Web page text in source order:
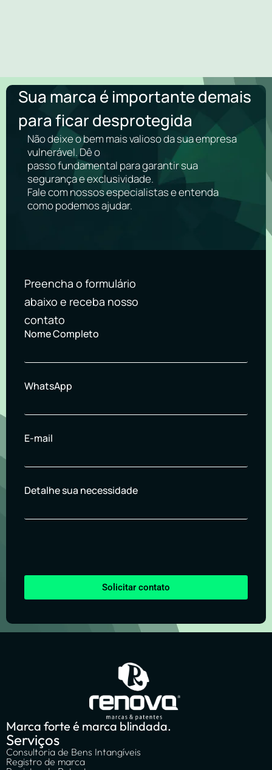
Sua marca é importante demais
para ficar desprotegida
Não deixe o bem mais valioso da sua empresa
vulnerável. Dê o
passo fundamental para garantir sua
segurança e exclusividade.
Fale com nossos especialistas e entenda
como podemos ajudar.
Preencha o formulário
abaixo e receba nosso
contato
Nome Completo
WhatsApp
E-mail
Detalhe sua necessidade
Solicitar contato
Marca forte é marca blindada.
Serviços
Consultoria de Bens Intangíveis
Registro de marca